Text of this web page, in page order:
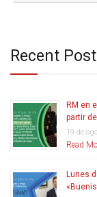
Recent
RM en
partir
19 de
Read
Lunes